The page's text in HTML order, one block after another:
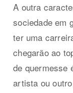
A outra
sociedade em
ter uma
chegarão ao
de quermesse
artista ou